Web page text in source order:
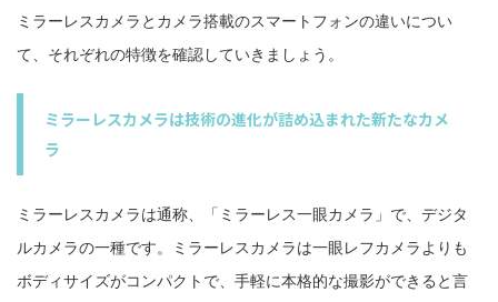
ミラーレスカメラとカメラ搭載のスマートフォンの違いについ
て、それぞれの特徴を確認していきましょう。
ミラーレスカメラは技術の進化が詰め込まれた新たなカメ
ラ
ミラーレスカメラは通称、「ミラーレス一眼カメラ」で、デジタ
ルカメラの一種です。ミラーレスカメラは一眼レフカメラよりも
ボディサイズがコンパクトで、手軽に本格的な撮影ができると言